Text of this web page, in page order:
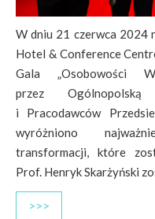
W dniu 21 czerwca 2024
Hotel & Conference
Gala „Osobowości
przez Ogólnopolską
i Pracodawców
wyróżniono
transformacji, które
Prof. Henryk Skarżyński
>>>